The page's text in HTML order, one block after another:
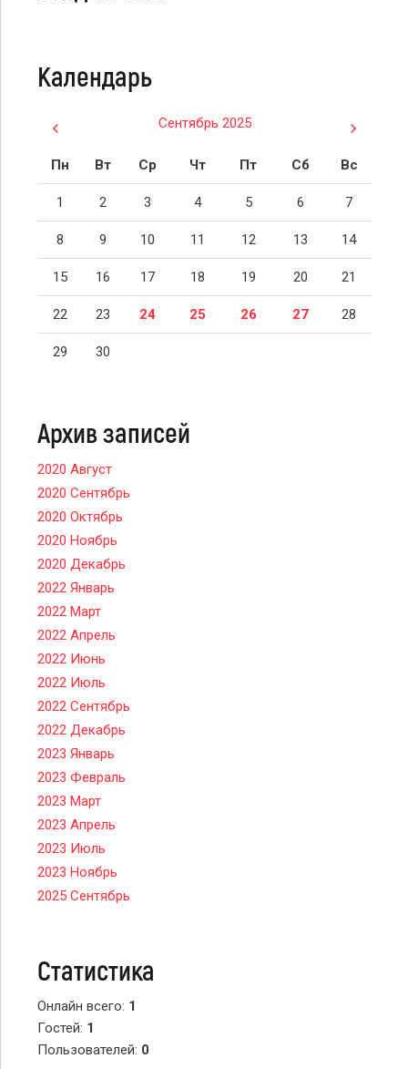
Календарь
Сентябрь 2025
Пн Вт Ср Чт Пт Сб Вс
1 2 3 4 5 6 7
8 9 10 11 12 13 14
15 16 17 18 19 20 21
22 23 24 25 26 27 28
29 30
Архив записей
2020 Август
2020 Сентябрь
2020 Октябрь
2020 Ноябрь
2020 Декабрь
2022 Январь
2022 Март
2022 Апрель
2022 Июнь
2022 Июль
2022 Сентябрь
2022 Декабрь
2023 Январь
2023 Февраль
2023 Март
2023 Апрель
2023 Июль
2023 Ноябрь
2025 Сентябрь
Статистика
Онлайн всего: 1
Гостей: 1
Пользователей: 0